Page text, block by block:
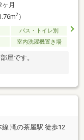
ヶ月
2）
バス・トイレ別
室内洗濯機置き場
屋です。
線 滝の茶屋駅 徒歩12